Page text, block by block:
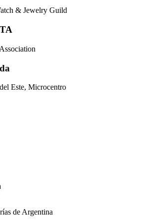
& Jewelry Guild
Este, Microcentro
de Argentina